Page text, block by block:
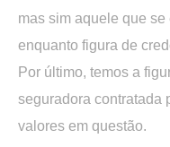
mas sim aquele que
enquanto figura de
Por último, temos a
seguradora contratada
valores em questão.